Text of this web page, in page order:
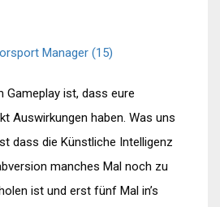
Gameplay ist, dass eure
Auswirkungen haben. Was uns
dass die Künstliche Intelligenz
manches Mal noch zu
ist und erst fünf Mal in’s